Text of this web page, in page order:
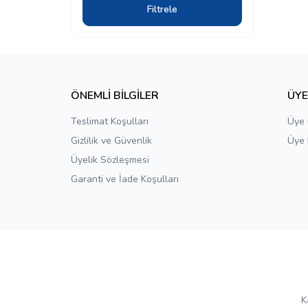
Filtrele
ÖNEMLİ BİLGİLER
Teslimat Koşulları
Gizlilik ve Güvenlik
Üyelik Sözleşmesi
Garanti ve İade Koşulları
ÜYE
Üye
Üye